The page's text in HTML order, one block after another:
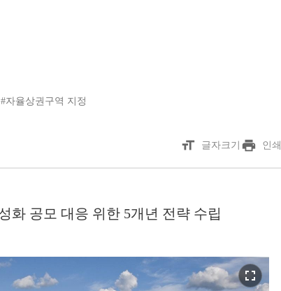
#자율상권구역 지정
format_size 글자크기 print 인쇄
화 공모 대응 위한 5개년 전략 수립
fullscreen